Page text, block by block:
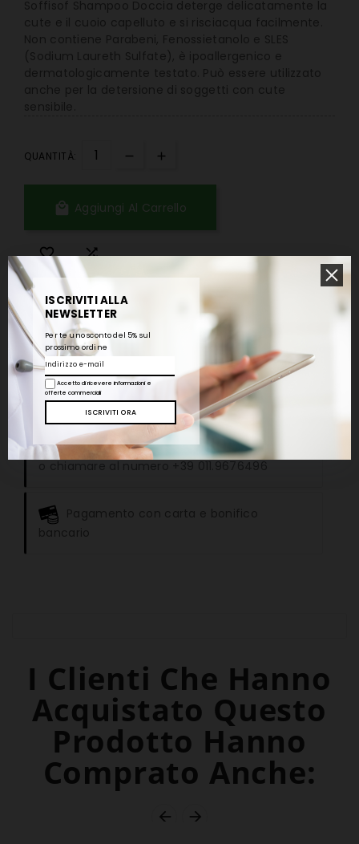
QUANTITÀ:
 Aggiungi Al Carrello
 
Spedizione in 24/48 ore lavorative.
Scrivi la tua recensione
Per consulenze e informazioni aggiuntive
scrivere all'indirizzo email info@ippocratehc.it
I Clienti Che Hanno
Acquistato Questo
Prodotto Hanno
Comprato Anche:
 
ISCRIVITI ALLA
NEWSLETTER
Per te uno sconto del 5% sul
prossimo ordine
Accetto di ricevere informazioni e
offerte commerciali